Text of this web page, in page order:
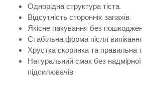
Однорідна структура тіста.
Відсутність сторонніх запахів.
Якісне пакування без
Стабільна форма після
Хрустка скоринка та правильна
Натуральний смак без надмірної
підсилювачів.